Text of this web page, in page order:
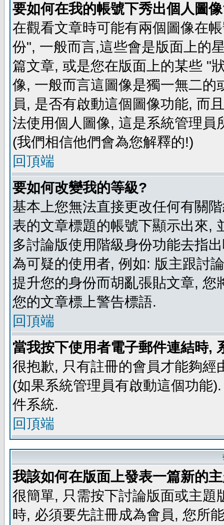
要如何在我的帳號下秀出個人圖
在觀看文章時可能有兩個圖像在
份", 一般而言,這些會是版面上的
篇文章, 或是您在版面上的某些 "
像, 一般而言這圖像是獨一無二
員, 是否有啟動這個圖像功能, 而
法使用個人圖像, 這是系統管理
(我們相信他們會為您解釋的!)
回頂端
要如何改變我的等級?
基本上您無法直接更改任何有關
表的文章標題的帳號下顯示出來,
多討論版使用階級身份功能去指
為可疑的使用者, 例如: 版主跟討
提升您的身份而胡亂張貼文章,
您的文章標上警告標語.
回頂端
當我按下使用者電子郵件連結時,
很抱歉, 只有註冊的會員才能夠
(如果系統管理員有啟動這個功能
件系統.
回頂端
我該如何在版面上發表一篇新的
很簡單, 只需按下討論版面或主
時, 必須要先註冊成為會員, 您所